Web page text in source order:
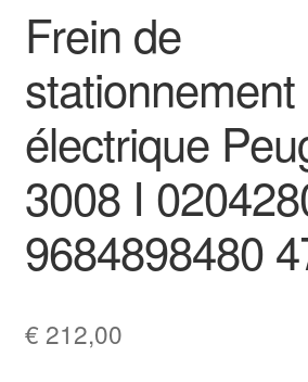
Frein de
stationnement
électrique
3008 I
9684898480
€ 212,00